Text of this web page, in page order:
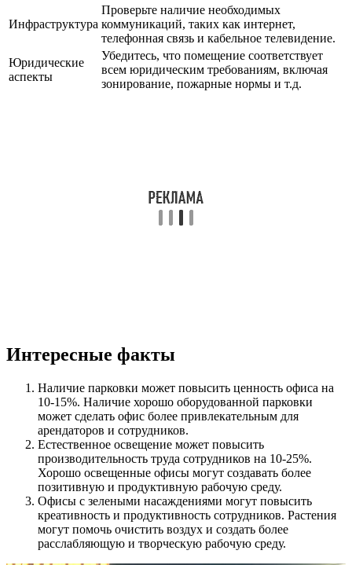
Инфраструктура
Проверьте наличие необходимых
коммуникаций, таких как интернет,
телефонная связь и кабельное телевидение.
Юридические
аспекты
Убедитесь, что помещение соответствует
всем юридическим требованиям, включая
зонирование, пожарные нормы и т.д.
Интересные факты
Наличие парковки может повысить ценность офиса на
10-15%. Наличие хорошо оборудованной парковки
может сделать офис более привлекательным для
арендаторов и сотрудников.
Естественное освещение может повысить
производительность труда сотрудников на 10-25%.
Хорошо освещенные офисы могут создавать более
позитивную и продуктивную рабочую среду.
Офисы с зелеными насаждениями могут повысить
креативность и продуктивность сотрудников. Растения
могут помочь очистить воздух и создать более
расслабляющую и творческую рабочую среду.